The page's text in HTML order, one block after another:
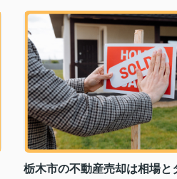
栃木市の不動産売却は相場と